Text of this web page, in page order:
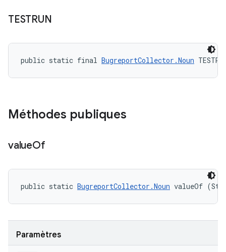
TESTRUN
public static final BugreportCollector.Noun
Méthodes publiques
valueOf
public static BugreportCollector.Noun valueOf
Paramètres